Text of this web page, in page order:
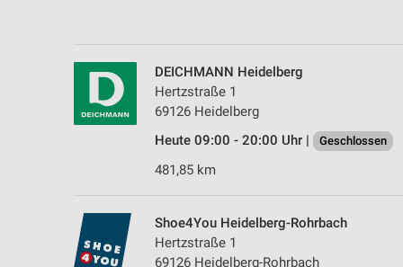
DEICHMANN Heidelberg
Hertzstraße 1
69126 Heidelberg
Heute 09:00 - 20:00 Uhr |
Geschlossen
481,85 km
Shoe4You Heidelberg-Rohrbach
Hertzstraße 1
69126 Heidelberg-Rohrbach
Verwendung genauer Standortdaten
Geräte anhand von aktiv angeforderten Informationen
Nicht-IAB-Verarbeitungszwecke:
Funktional